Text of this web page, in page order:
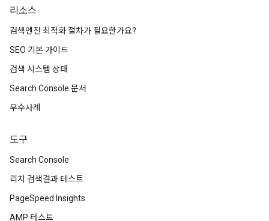
리소스
검색엔진 최적화 절차가 필요한가요?
SEO 기본 가이드
검색 시스템 상태
Search Console 문서
우수사례
도구
Search Console
리치 검색결과 테스트
PageSpeed Insights
AMP 테스트